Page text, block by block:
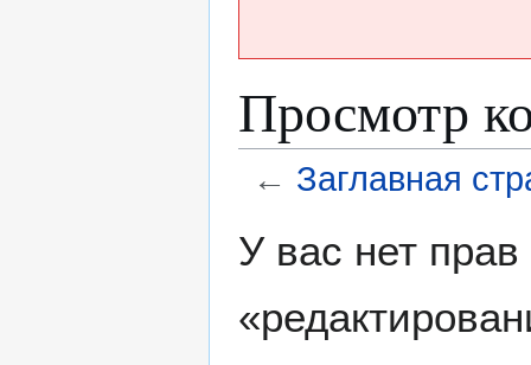
Просмотр
← Заглавная
ккУ вас нет